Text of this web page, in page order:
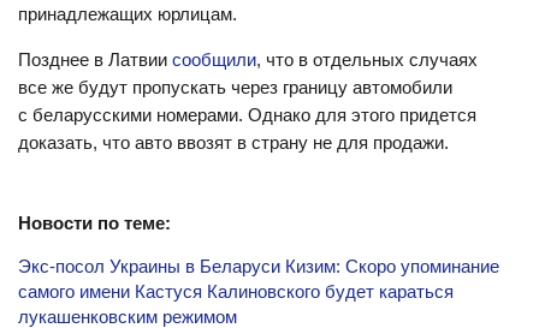
принадлежащих юрлицам.
Позднее в Латвии сообщили, что в отдельных случаях
все же будут пропускать через границу автомобили
с беларусскими номерами. Однако для этого придется
доказать, что авто ввозят в страну не для продажи.
Новости по теме:
Экс-посол Украины в Беларуси Кизим: Скоро упоминание
самого имени Кастуся Калиновского будет караться
лукашенковским режимом